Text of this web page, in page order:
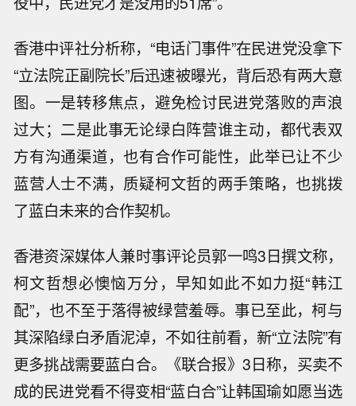
香港中评社分析称，“电话门事件”在民进党没拿下
“立法院正副院长”后迅速被曝光，背后恐有两大意
图。一是转移焦点，避免检讨民进党落败的声浪
过大；二是此事无论绿白阵营谁主动，都代表双
方有沟通渠道，也有合作可能性，此举已让不少
蓝营人士不满，质疑柯文哲的两手策略，也挑拨
了蓝白未来的合作契机。
香港资深媒体人兼时事评论员郭一鸣3日撰文称，
柯文哲想必懊恼万分，早知如此不如力挺“韩江
配”，也不至于落得被绿营羞辱。事已至此，柯与
其深陷绿白矛盾泥淖，不如往前看，新“立法院”有
更多挑战需要蓝白合。《联合报》3日称，买卖不
成的民进党看不得变相“蓝白合”让韩国瑜如愿当选